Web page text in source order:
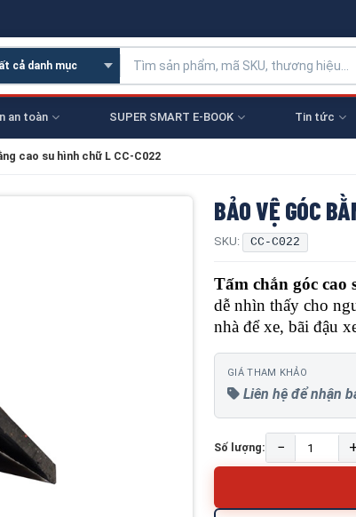
an toàn SUPER SMART E-BOOK Tin tức
cao su hình chữ L CC-C022
BẢO VỆ GÓC
SKU: CC-C022
Tấm chắn góc cao
dễ nhìn thấy cho
nhà để xe, bãi đậu
GIÁ THAM KHẢO
Liên hệ để nhận
Số lượng: − +